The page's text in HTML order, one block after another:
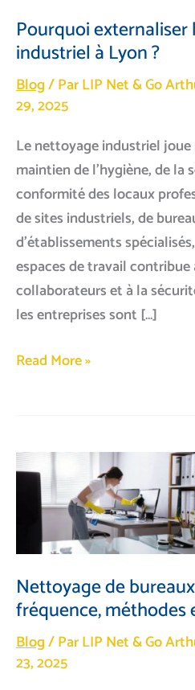
Pourquoi
industriel à Lyon ?
Blog/ Par LIP Net & Go
29, 2025
Le nettoyage industriel
maintien de l’hygiène, de la
conformité des locaux
de sites industriels, de
d’établissements
espaces de travail contribue
collaborateurs et à la
les entreprises sont […]
Pourquoi
industriel
à
Lyon
Read More »
Nettoyage de
fréquence,
Blog/ Par LIP Net & Go
23, 2025